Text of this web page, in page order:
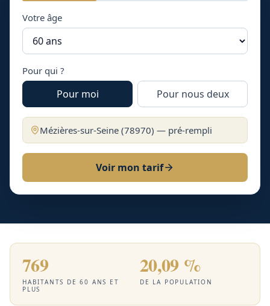
Votre âge
Pour qui ?
Pour moi Pour nous deux
Mézières-sur-Seine (78970) — pré-rempli
Voir mon tarif
769
HABITANTS DE 60 ANS ET
PLUS
20,09 %
DE LA POPULATION